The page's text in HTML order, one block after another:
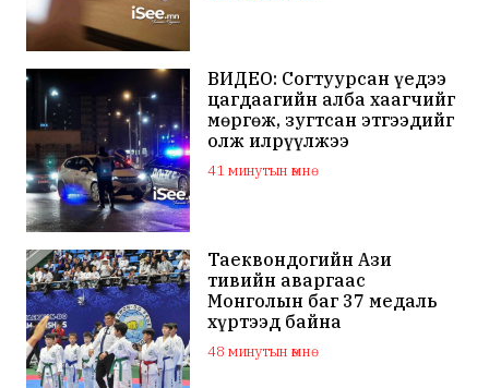
ВИДЕО: Согтуурсан үедээ
цагдаагийн алба хаагчийг
мөргөж, зугтсан этгээдийг
олж илрүүлжээ
41 минутын өмнө
Таеквондогийн Ази
тивийн аваргаас
Монголын баг 37 медаль
хүртээд байна
48 минутын өмнө